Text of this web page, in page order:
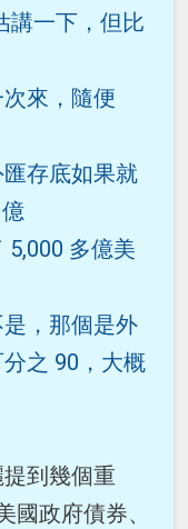
講一下，但比
來，隨便
存底如果就
5,000 多億美
，那個是外
之 90，大概
到幾個重
國政府債券、